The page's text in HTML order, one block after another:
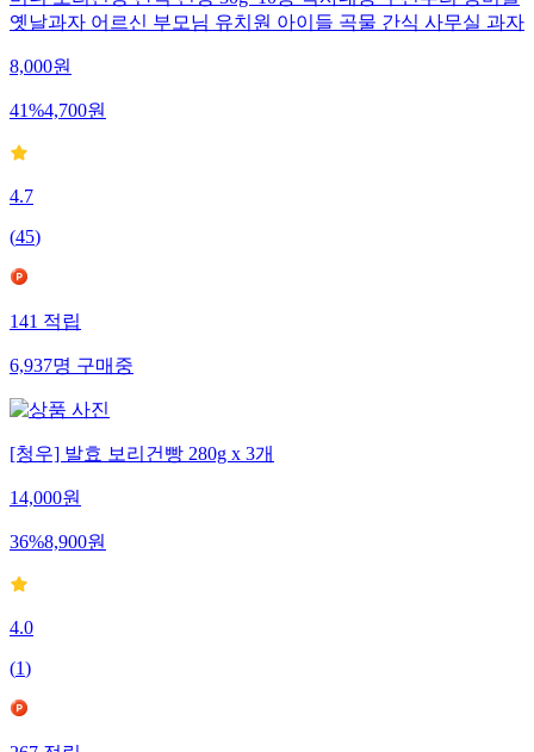
미니 보리건빵 간식 건빵 30g*10봉 식사대용 주전부리 탕비실
옛날과자 어르신 부모님 유치원 아이들 곡물 간식 사무실 과자
8,000원
41%4,700원
4.7
(45)
141적립
6,937명구매중
[청우] 발효 보리건빵 280g x 3개
14,000원
36%8,900원
4.0
(1)